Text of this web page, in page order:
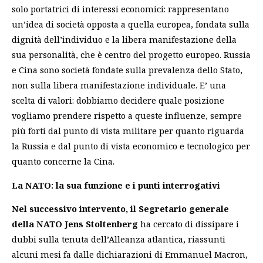
solo portatrici di interessi economici: rappresentano
un’idea di società opposta a quella europea, fondata sulla
dignità dell’individuo e la libera manifestazione della
sua personalità, che è centro del progetto europeo. Russia
e Cina sono società fondate sulla prevalenza dello Stato,
non sulla libera manifestazione individuale. E’ una
scelta di valori: dobbiamo decidere quale posizione
vogliamo prendere rispetto a queste influenze, sempre
più forti dal punto di vista militare per quanto riguarda
la Russia e dal punto di vista economico e tecnologico per
quanto concerne la Cina.
La NATO: la sua funzione e i punti interrogativi
Nel successivo intervento, il Segretario generale
della NATO Jens Stoltenberg ha cercato di dissipare i
dubbi sulla tenuta dell’Alleanza atlantica, riassunti
alcuni mesi fa dalle dichiarazioni di Emmanuel Macron,